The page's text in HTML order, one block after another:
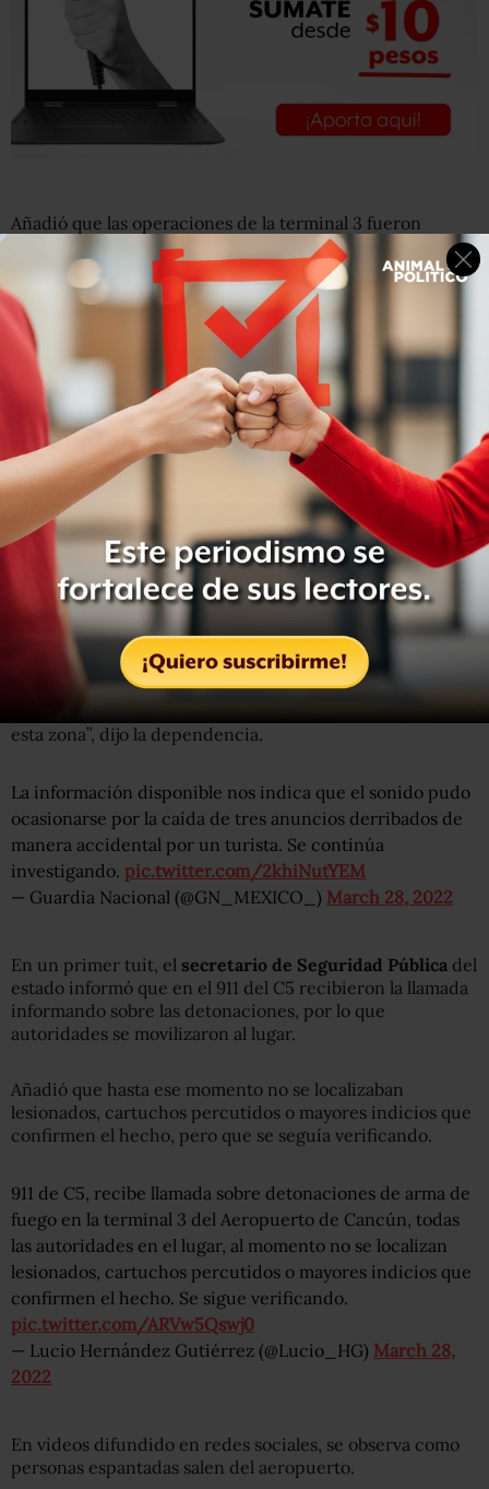
Añadió que las operaciones de la terminal 3 fueron
suspendidas para garantizar la seguridad de los pasajeros,
“misma que nunca estuvo en riesgo,reanudándose
minutos después“.
“Los cuerpos de seguridad, realizan en este momento las
investigaciones pertinentes para determinar la causa que
provocó la alerta entre los pasajeros y usuarios de los
pasajeros”, indicó.
En tanto, la Guardia Nacional señaló que las primeras
investigaciones indican que la confusión se debió a la
caída de tres anuncios
derribados accidentalmente por
un turista, que salió corriendo de uno de los sanitarios.
“Durante recorridos de supervisión en las instalaciones
de la terminal aérea no se localizaron indicios de que se
hayan efectuado disparos de armas de fuego, como se
reportó en un primer momento; además de que ninguna
persona se vio afectada en su integridad física, ni se
registraron daños en los inmuebles que se ubican en toda
esta zona”, dijo la dependencia.
La información disponible nos indica que el sonido pudo
ocasionarse por la caída de tres anuncios derribados de
manera accidental por un turista. Se continúa
investigando. pic.twitter.com/2khiNutYEM
— Guardia Nacional (@GN_MEXICO_) March 28, 2022
En un primer tuit, el secretario de Seguridad Pública del
estado informó que en el 911 del C5 recibieron la llamada
informando sobre las detonaciones, por lo que
autoridades se movilizaron al lugar.
Añadió que hasta ese momento no se localizaban
lesionados, cartuchos percutidos o mayores indicios que
confirmen el hecho, pero que se seguía verificando.
911 de C5, recibe llamada sobre detonaciones de arma de
fuego en la terminal 3 del Aeropuerto de Cancún, todas
las autoridades en el lugar, al momento no se localizan
lesionados, cartuchos percutidos o mayores indicios que
confirmen el hecho. Se sigue verificando.
pic.twitter.com/ARVw5Qswj0
— Lucio Hernández Gutiérrez (@Lucio_HG) March 28,
2022
En videos difundido en redes sociales, se observa como
personas espantadas salen del aeropuerto.